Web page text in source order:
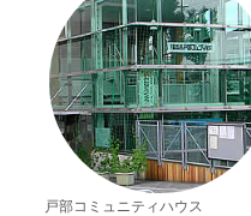
戸部コミュニティハウス